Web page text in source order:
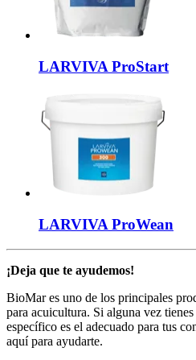
LARVIVA ProStart
LARVIVA ProWean
¡Deja que te ayudemos!
BioMar es uno de los principales
para acuicultura. Si alguna vez
específico es el adecuado para tus
aquí para ayudarte.